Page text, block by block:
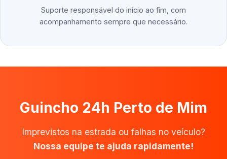
Suporte responsável do início ao fim, com
acompanhamento sempre que necessário.
Guincho 24h Perto de Mim
Imprevistos na estrada ou falhas no veículo?
Nossa equipe te ajuda rapidamente!